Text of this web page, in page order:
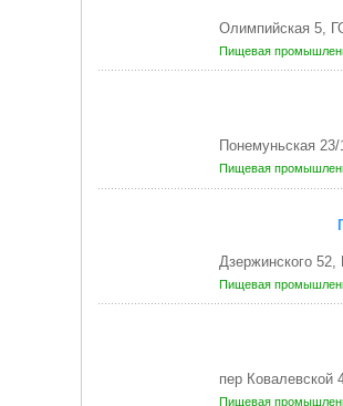
Олимпийская 5,
Пищевая
Понемуньская
Пищевая
Дзержинского
Пищевая
пер
Пищевая